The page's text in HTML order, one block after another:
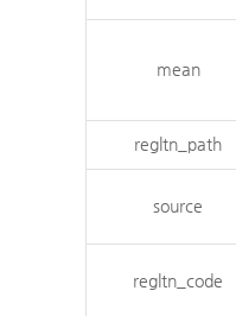
mean
regltn_path
source
regltn_code